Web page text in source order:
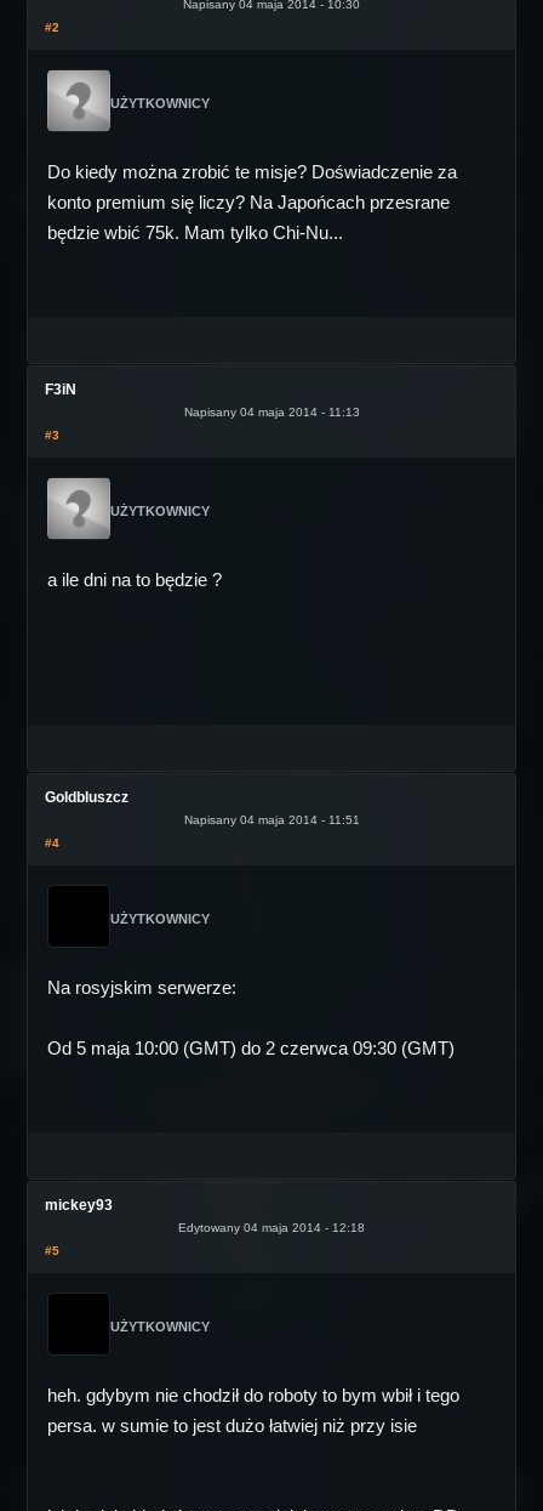
Napisany 04 maja 2014 - 10:30
#2
UŻYTKOWNICY
Do kiedy można zrobić te misje? Doświadczenie za
konto premium się liczy? Na Japońcach przesrane
będzie wbić 75k. Mam tylko Chi-Nu...
F3iN
Napisany 04 maja 2014 - 11:13
#3
UŻYTKOWNICY
a ile dni na to będzie ?
Goldbluszcz
Napisany 04 maja 2014 - 11:51
#4
UŻYTKOWNICY
Na rosyjskim serwerze:
Od 5 maja 10:00 (GMT) do 2 czerwca 09:30 (GMT)
mickey93
Edytowany 04 maja 2014 - 12:18
#5
UŻYTKOWNICY
heh. gdybym nie chodził do roboty to bym wbił i tego
persa. w sumie to jest dużo łatwiej niż przy isie